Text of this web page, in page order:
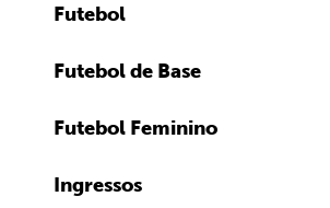
Futebol
Futebol de Base
Futebol Feminino
Ingressos